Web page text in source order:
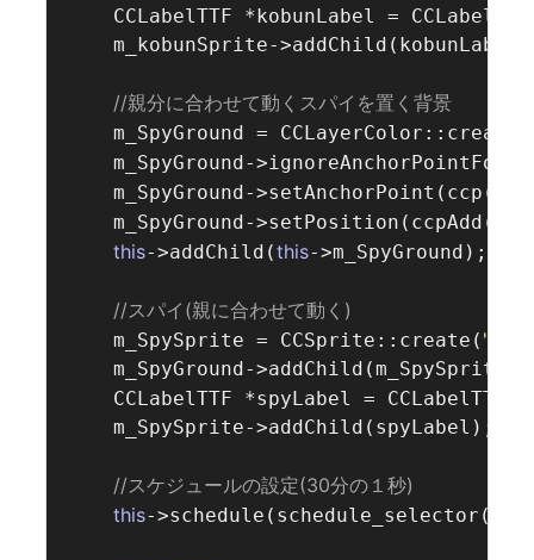
CCLabelTTF *kobunLabel =
m_kobunSprite-
//親分に合わせて動くスパイを置く背景
m_SpyGround = CCLayerColor::create
m_SpyGround-
    m_SpyGround->setAnchorPoint(ccp(
m_SpyGround-
this->addChild(this->m_SpyGround);
//スパイ(親に合わせて動く)
    m_SpySprite = CCSprite::create(
    m_SpyGround->addChild(m_SpySprite);
CCLabelTTF *spyLabel =
    m_SpySprite->addChild(spyLabel);
//スケジュールの設定(30分の１秒)
this-